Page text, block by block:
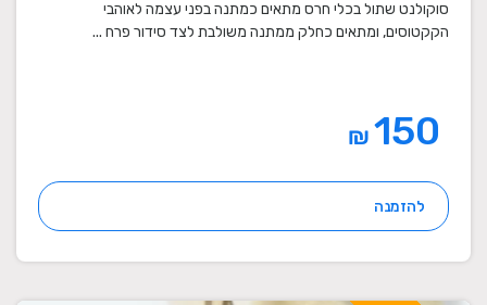
סוקולנט שתול בכלי חרס מתאים כמתנה בפני עצמה לאוהבי
הקקטוסים, ומתאים כחלק ממתנה משולבת לצד סידור פרח ...
₪
להזמנה